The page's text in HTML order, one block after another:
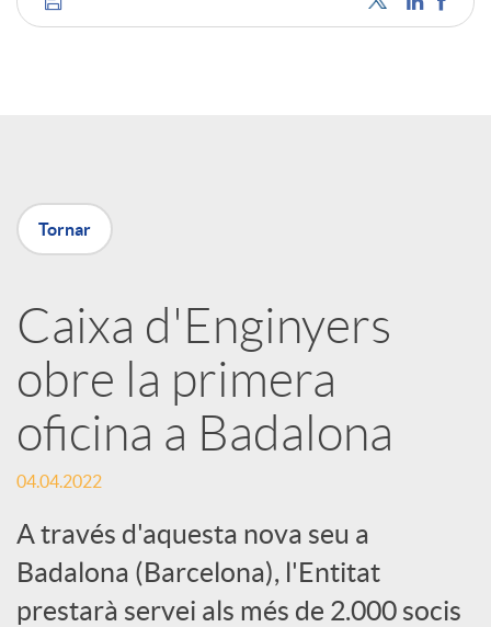
C
p
a
r
t
i
r
Tornar
Caixa d'Enginyers
obre la primera
oficina a Badalona
04.04.2022
A través d'aquesta nova seu a
Badalona (Barcelona), l'Entitat
prestarà servei als més de 2.000 socis